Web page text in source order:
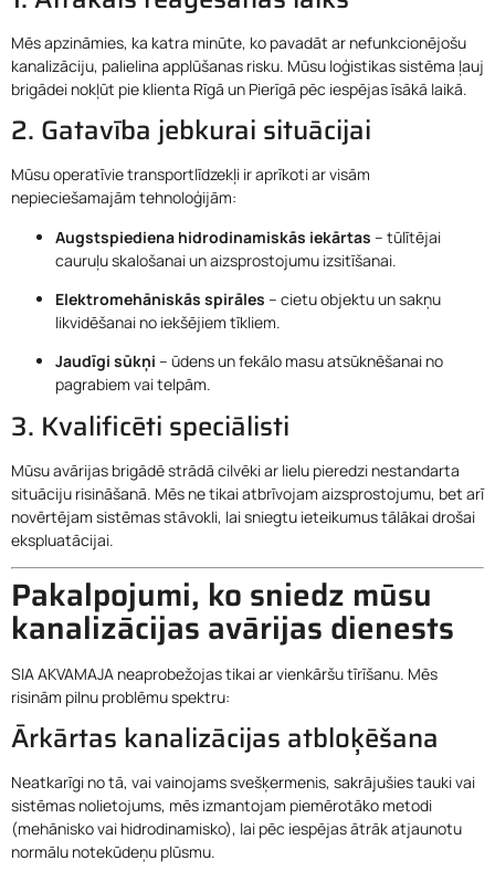
Mēs apzināmies, ka katra minūte, ko pavadāt ar nefunkcionējošu
kanalizāciju, palielina applūšanas risku. Mūsu loģistikas sistēma ļauj
brigādei nokļūt pie klienta Rīgā un Pierīgā pēc iespējas īsākā laikā.
2. Gatavība jebkurai situācijai
Mūsu operatīvie transportlīdzekļi ir aprīkoti ar visām
nepieciešamajām tehnoloģijām:
Augstspiediena hidrodinamiskās iekārtas – tūlītējai
cauruļu skalošanai un aizsprostojumu izsitīšanai.
Elektromehāniskās spirāles – cietu objektu un sakņu
likvidēšanai no iekšējiem tīkliem.
Jaudīgi sūkņi – ūdens un fekālo masu atsūknēšanai no
pagrabiem vai telpām.
3. Kvalificēti speciālisti
Mūsu avārijas brigādē strādā cilvēki ar lielu pieredzi nestandarta
situāciju risināšanā. Mēs ne tikai atbrīvojam aizsprostojumu, bet arī
novērtējam sistēmas stāvokli, lai sniegtu ieteikumus tālākai drošai
ekspluatācijai.
Pakalpojumi, ko sniedz mūsu
kanalizācijas avārijas dienests
SIA AKVAMAJA neaprobežojas tikai ar vienkāršu tīrīšanu. Mēs
risinām pilnu problēmu spektru:
Ārkārtas kanalizācijas atbloķēšana
Neatkarīgi no tā, vai vainojams svešķermenis, sakrājušies tauki vai
sistēmas nolietojums, mēs izmantojam piemērotāko metodi
(mehānisko vai hidrodinamisko), lai pēc iespējas ātrāk atjaunotu
normālu notekūdeņu plūsmu.